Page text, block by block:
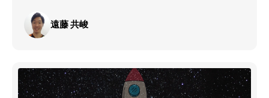
遠藤 共峻